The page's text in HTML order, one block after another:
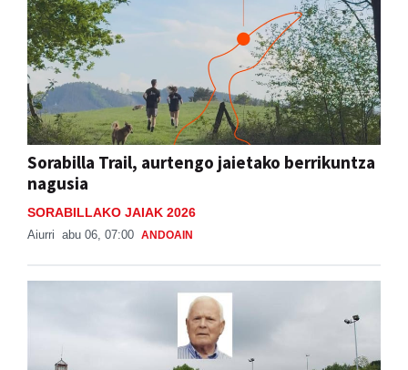
Sorabilla Trail, aurtengo jaietako berrikuntza
nagusia
SORABILLAKO JAIAK 2026
Aiurri abu 06, 07:00 ANDOAIN